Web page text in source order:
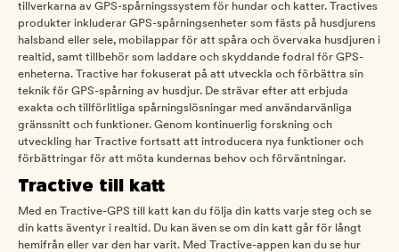
tillverkarna av GPS-spårningssystem för hundar och katter. Tractives
produkter inkluderar GPS-spårningsenheter som fästs på husdjurens
halsband eller sele, mobilappar för att spåra och övervaka husdjuren i
realtid, samt tillbehör som laddare och skyddande fodral för GPS-
enheterna. Tractive har fokuserat på att utveckla och förbättra sin
teknik för GPS-spårning av husdjur. De strävar efter att erbjuda
exakta och tillförlitliga spårningslösningar med användarvänliga
gränssnitt och funktioner. Genom kontinuerlig forskning och
utveckling har Tractive fortsatt att introducera nya funktioner och
förbättringar för att möta kundernas behov och förväntningar.
Tractive till katt
Med en Tractive-GPS till katt kan du följa din katts varje steg och se
din katts äventyr i realtid. Du kan även se om din katt går för långt
hemifrån eller var den har varit. Med Tractive-appen kan du se hur